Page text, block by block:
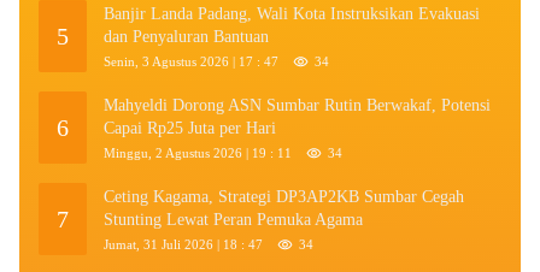
5
Banjir Landa Padang, Wali Kota Instruksikan Evakuasi
dan Penyaluran Bantuan
Senin, 3 Agustus 2026 | 17 : 47 34
6
Mahyeldi Dorong ASN Sumbar Rutin Berwakaf, Potensi
Capai Rp25 Juta per Hari
Minggu, 2 Agustus 2026 | 19 : 11 34
7
Ceting Kagama, Strategi DP3AP2KB Sumbar Cegah
Stunting Lewat Peran Pemuka Agama
Jumat, 31 Juli 2026 | 18 : 47 34